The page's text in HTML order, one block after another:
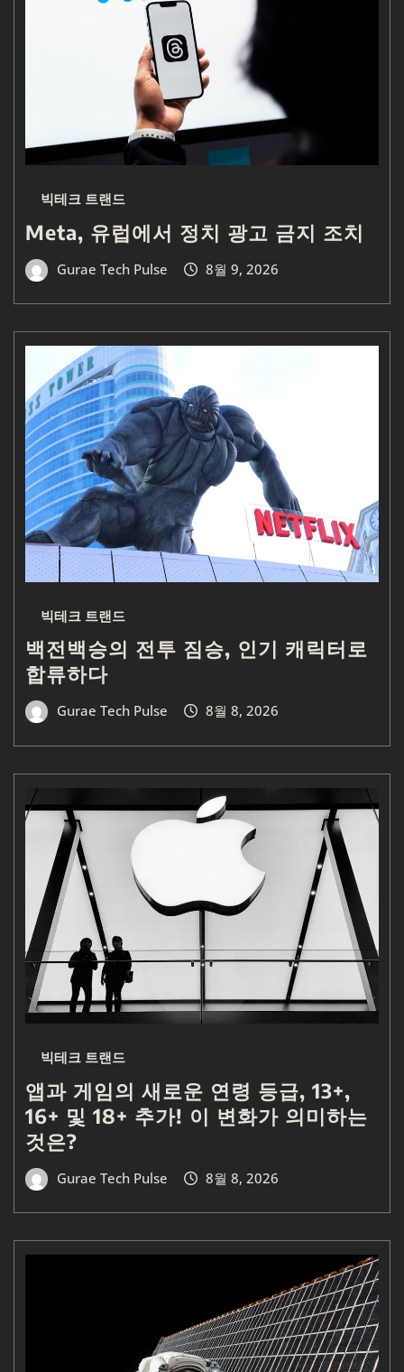
빅테크 트랜드
Meta, 유럽에서 정치 광고 금지 조치
Gurae Tech Pulse 8월 9, 2026
빅테크 트랜드
백전백승의 전투 짐승, 인기 캐릭터로
합류하다
Gurae Tech Pulse 8월 8, 2026
빅테크 트랜드
앱과 게임의 새로운 연령 등급, 13+,
16+ 및 18+ 추가! 이 변화가 의미하는
것은?
Gurae Tech Pulse 8월 8, 2026